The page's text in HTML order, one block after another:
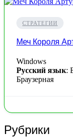
СТРАТЕГИИ
Меч Короля
Windows
Русский язык:
Браузерная
Рубрики